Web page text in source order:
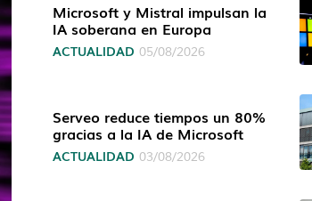
Microsoft y Mistral impulsan la
IA soberana en Europa
ACTUALIDAD 05/08/2026
Serveo reduce tiempos un 80%
gracias a la IA de Microsoft
ACTUALIDAD 03/08/2026